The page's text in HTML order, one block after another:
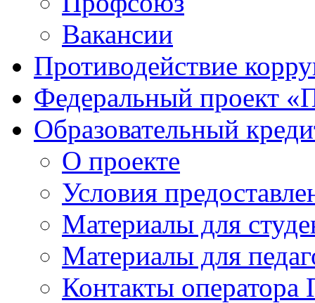
Вакансии
Противодействие
Федеральный проект
Образовательный
О проекте
Условия
Материалы для
Материалы для
Контакты оператора